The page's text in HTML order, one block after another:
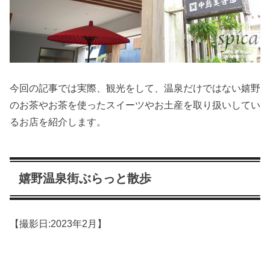
今回の記事では実際、観光をして、温泉だけではない嬉野
のお茶やお茶を使ったスイーツやお土産を取り扱いしてい
るお店を紹介します。
嬉野温泉街ぶらっと散歩
【撮影日:2023年2月】